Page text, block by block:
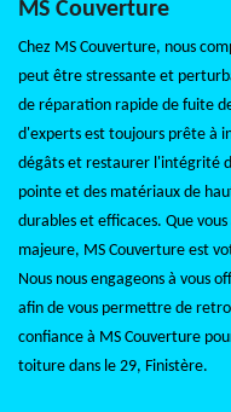
MS Couverture
Chez MS Couverture, nous
peut être stressante et
de réparation rapide de fuite
d'experts est toujours prête à
dégâts et restaurer l'intégrité
pointe et des matériaux de
durables et efficaces. Que
majeure, MS Couverture est
Nous nous engageons à vous
afin de vous permettre de
confiance à MS Couverture
toiture dans le 29, Finistère.